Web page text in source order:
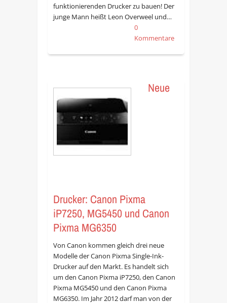
funktionierenden Drucker zu bauen! Der
junge Mann heißt Leon Overweel und…
0
Kommentare
Neue
Drucker: Canon Pixma
iP7250, MG5450 und Canon
Pixma MG6350
Von Canon kommen gleich drei neue
Modelle der Canon Pixma Single-Ink-
Drucker auf den Markt. Es handelt sich
um den Canon Pixma iP7250, den Canon
Pixma MG5450 und den Canon Pixma
MG6350. Im Jahr 2012 darf man von der